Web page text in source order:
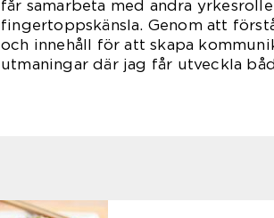
får samarbeta med andra
fingertoppskänsla. Genom att
och innehåll för att skapa
utmaningar där jag får utveckla